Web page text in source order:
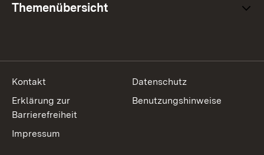
Themenübersicht
Kontakt
Datenschutz
Erklärung zur
Barrierefreiheit
Benutzungshinweise
Impressum